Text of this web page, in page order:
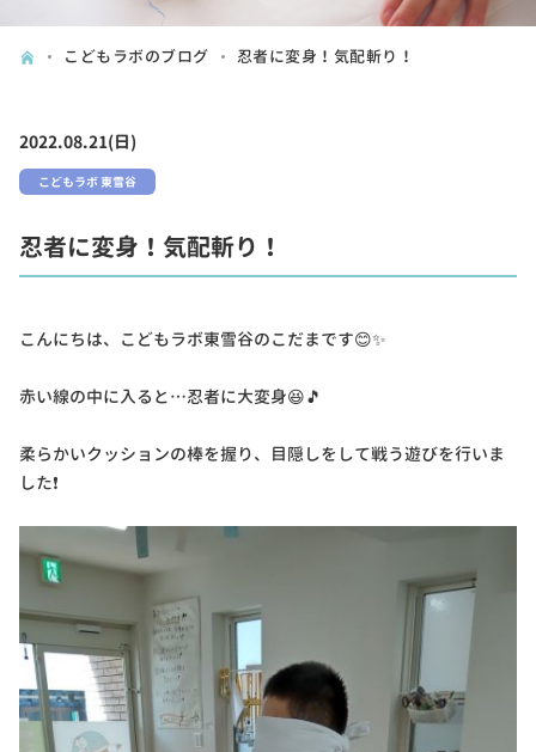
こどもラボのブログ 忍者に変身！気配斬り！
2022.08.21(日)
こどもラボ 東雪谷
忍者に変身！気配斬り！
こんにちは、こどもラボ東雪谷のこだまです😊✨
赤い線の中に入ると…忍者に大変身😆🎵
柔らかいクッションの棒を握り、目隠しをして戦う遊びを行いま
した❗